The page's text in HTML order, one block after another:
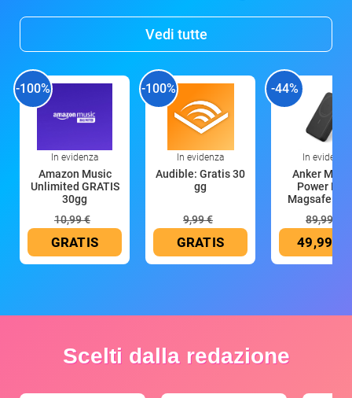
Vedi tutte
-100%
In evidenza
Amazon Music
Unlimited GRATIS
30gg
10,99 €
GRATIS
-100%
In evidenza
Audible: Gratis 30
gg
9,99 €
GRATIS
-44%
In evidenza
Anker
Power
Magsafe
89,99 €
49,99 €
Scelti dalla redazione